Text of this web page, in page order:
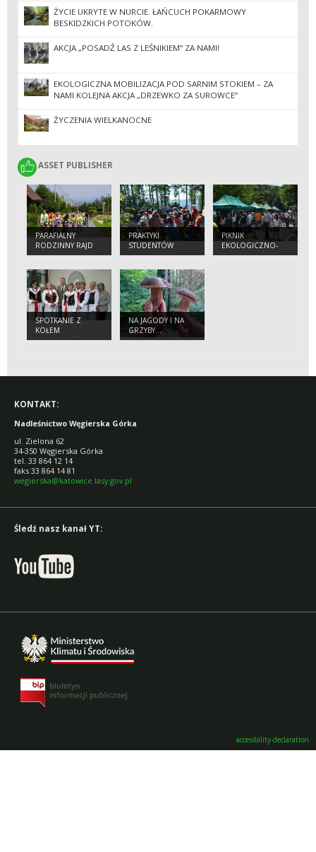
ŻYCIE UKRYTE W NURCIE. ŁAŃCUCH POKARMOWY
BESKIDZKICH POTOKÓW.
AKCJA „POSADŹ LAS Z LEŚNIKIEM” ZA NAMI!
EKOLOGICZNA MOBILIZACJA POD SARNIM STOKIEM – ZA
NAMI KOLEJNA AKCJA „DRZEWKO ZA SUROWCE”
ŻYCZENIA WIELKANOCNE
ASSET PUBLISHER
ASSET PUBLISHER
PARAFIALNY
RODZINNY RAJD
ROWEROWY Z
LEŚNICTWIE
MOROŃKA.
PRAKTYKI
STUDENTÓW
UNIWERSYTETU
JAGIELLOŃSKIEGO
NA TERENIE
NADLEŚNICTWA
PIKNIK
EKOLOGICZNO-
LEŚNY W WIŚLE
SPOTKANIE Z
KOŁEM
GOSPODYŃ
NA JAGODY I NA
GRZYBY…
KONTAKT:
Nadleśnictwo Węgierska Górka
ul. Zielona 62
34-350 Węgierska Górka
tel. 33 864 12 14
faks 33 864 14 81
wegierska@katowice.lasy.gov.pl
Śledź nasz kanał YT:
accesibility-declaration